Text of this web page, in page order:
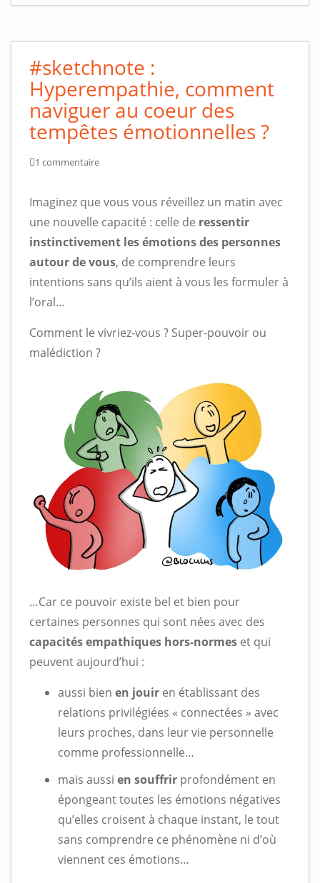
#sketchnote :
Hyperempathie, comment
naviguer au coeur des
tempêtes émotionnelles ?
1 commentaire
Imaginez que vous vous réveillez un matin avec
une nouvelle capacité : celle de ressentir
instinctivement les émotions des personnes
autour de vous, de comprendre leurs
intentions sans qu’ils aient à vous les formuler à
l’oral…
Comment le vivriez-vous ? Super-pouvoir ou
malédiction ?
…Car ce pouvoir existe bel et bien pour
certaines personnes qui sont nées avec des
capacités empathiques hors-normes et qui
peuvent aujourd’hui :
aussi bien en jouir en établissant des
relations privilégiées « connectées » avec
leurs proches, dans leur vie personnelle
comme professionnelle…
mais aussi en souffrir profondément en
épongeant toutes les émotions négatives
qu’elles croisent à chaque instant, le tout
sans comprendre ce phénomène ni d’où
viennent ces émotions…